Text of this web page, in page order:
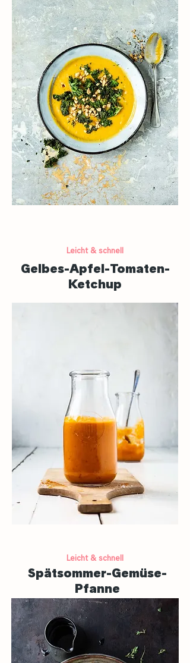
Leicht & schnell
Gelbes-Apfel-Tomaten-
Ketchup
Leicht & schnell
Spätsommer-Gemüse-
Pfanne